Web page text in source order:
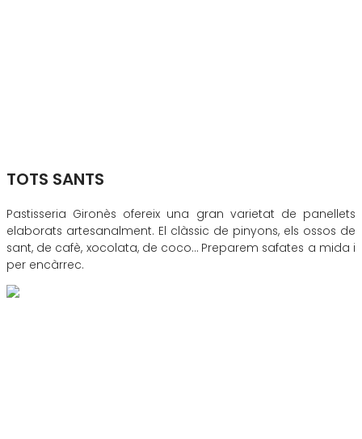
TOTS SANTS
Pastisseria Gironès ofereix una gran varietat de panellets
elaborats artesanalment. El clàssic de pinyons, els ossos de
sant, de cafè, xocolata, de coco… Preparem safates a mida i
per encàrrec.